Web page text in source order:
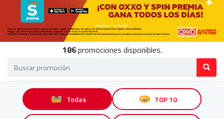
186promociones disponibles.
Todas TOP 10